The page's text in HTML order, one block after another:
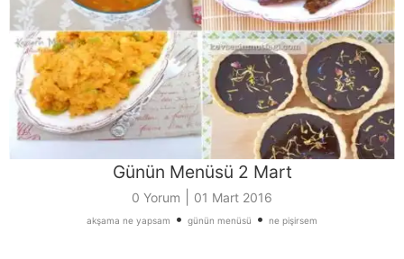
Günün Menüsü 2 Mart
0 Yorum 01 Mart 2016
akşama ne yapsam • günün menüsü • ne pişirsem